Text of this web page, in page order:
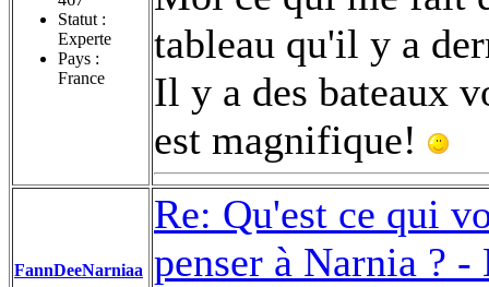
Statut :
Experte
Pays :
France
tableau qu'il y a
Il y a des bateaux
est magnifique!
FannDeeNarniaa
Re: Qu'est ce qui
penser à Narnia ? -